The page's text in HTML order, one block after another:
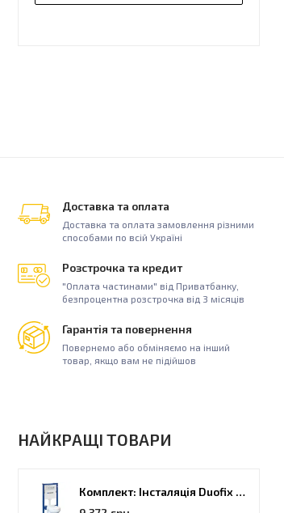
Доставка та оплата
Доставка та оплата замовлення різними
способами по всій Україні
Розстрочка та кредит
"Оплата частинами" від Приватбанку,
безпроцентна розстрочка від 3 місяців
Гарантія та повернення
Повернемо або обміняємо на інший
товар, якщо вам не підійшов
НАЙКРАЩІ ТОВАРИ
Комплект: Інсталяція Duofix PRO 20 + унітаз Kolo Idol (118.315.21.2)